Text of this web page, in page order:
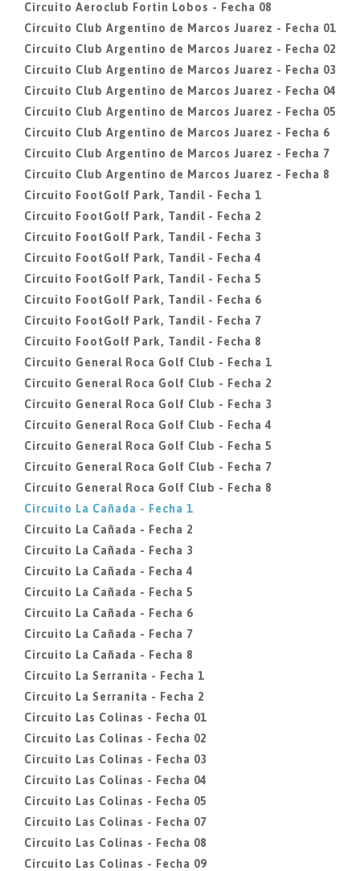
Circuito Aeroclub Fortin Lobos - Fecha 08
Circuito Club Argentino de Marcos Juarez - Fecha 01
Circuito Club Argentino de Marcos Juarez - Fecha 02
Circuito Club Argentino de Marcos Juarez - Fecha 03
Circuito Club Argentino de Marcos Juarez - Fecha 04
Circuito Club Argentino de Marcos Juarez - Fecha 05
Circuito Club Argentino de Marcos Juarez - Fecha 6
Circuito Club Argentino de Marcos Juarez - Fecha 7
Circuito Club Argentino de Marcos Juarez - Fecha 8
Circuito FootGolf Park, Tandil - Fecha 1
Circuito FootGolf Park, Tandil - Fecha 2
Circuito FootGolf Park, Tandil - Fecha 3
Circuito FootGolf Park, Tandil - Fecha 4
Circuito FootGolf Park, Tandil - Fecha 5
Circuito FootGolf Park, Tandil - Fecha 6
Circuito FootGolf Park, Tandil - Fecha 7
Circuito FootGolf Park, Tandil - Fecha 8
Circuito General Roca Golf Club - Fecha 1
Circuito General Roca Golf Club - Fecha 2
Circuito General Roca Golf Club - Fecha 3
Circuito General Roca Golf Club - Fecha 4
Circuito General Roca Golf Club - Fecha 5
Circuito General Roca Golf Club - Fecha 7
Circuito General Roca Golf Club - Fecha 8
Circuito La Cañada - Fecha 1
Circuito La Cañada - Fecha 2
Circuito La Cañada - Fecha 3
Circuito La Cañada - Fecha 4
Circuito La Cañada - Fecha 5
Circuito La Cañada - Fecha 6
Circuito La Cañada - Fecha 7
Circuito La Cañada - Fecha 8
Circuito La Serranita - Fecha 1
Circuito La Serranita - Fecha 2
Circuito Las Colinas - Fecha 01
Circuito Las Colinas - Fecha 02
Circuito Las Colinas - Fecha 03
Circuito Las Colinas - Fecha 04
Circuito Las Colinas - Fecha 05
Circuito Las Colinas - Fecha 07
Circuito Las Colinas - Fecha 08
Circuito Las Colinas - Fecha 09